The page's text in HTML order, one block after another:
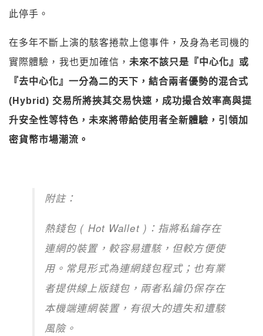
此停手。
在多年不斷上演的駭客捲款上億事件，及身為老司機的
實際體驗，我也更加確信， 未來不該只是『中心化』或
『去中心化』一分為二的天下，結合兩者優勢的混合式
(Hybrid) 交易所將挾其交易快速，成功撮合效率高與提
升安全性等特色，未來將帶給使用者全新體驗，引領加
密貨幣市場潮流。
附註：
熱錢包 ( Hot Wallet )：指將私鑰存在
連網的裝置，較容易遭駭，但較方便使
用。常見形式為連網錢包程式；也有業
者提供線上版錢包，兩者私鑰仍保存在
本機端連網裝置，有很大的遺失和遭駭
風險。